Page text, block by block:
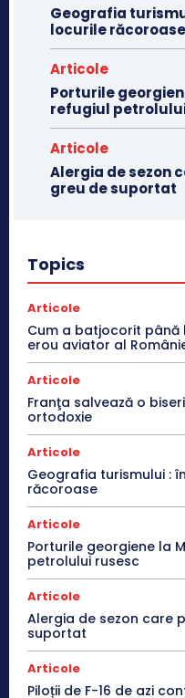
Geografia
locurile răcoroase
Articole
Porturile
refugiul
Articole
Alergia de sezon
greu de suportat
Topics
Articole
Cum a batjocorit
erou aviator al
Articole
Franţa salvează o
ortodoxie
Articole
Geografia turismului :
răcoroase
Articole
Porturile georgiene la
petrolului rusesc
Articole
Alergia de sezon care
suportat
Articole
Piloții de F-16 de azi